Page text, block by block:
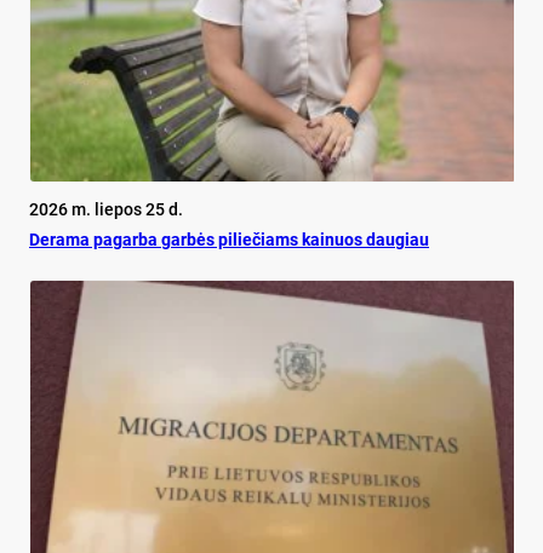
2026 m. liepos 25 d.
De­ra­ma pa­gar­ba gar­bės pi­lie­čiams kai­nuos dau­giau